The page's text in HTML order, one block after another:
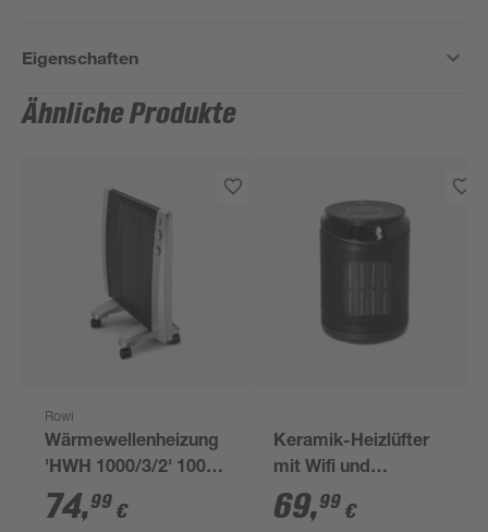
Eigenschaften
Ähnliche Produkte
Rowi
Wärmewellenheizung
'HWH 1000/3/2' 1000
W
74,99 €
Keramik-Heizlüfter
mit Wifi und
Fernbedienung 2000
W
69,99 €